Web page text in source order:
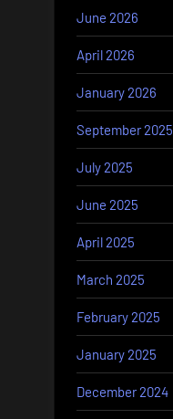
June 2026
April 2026
January 2026
September 2025
July 2025
June 2025
April 2025
March 2025
February 2025
January 2025
December 2024